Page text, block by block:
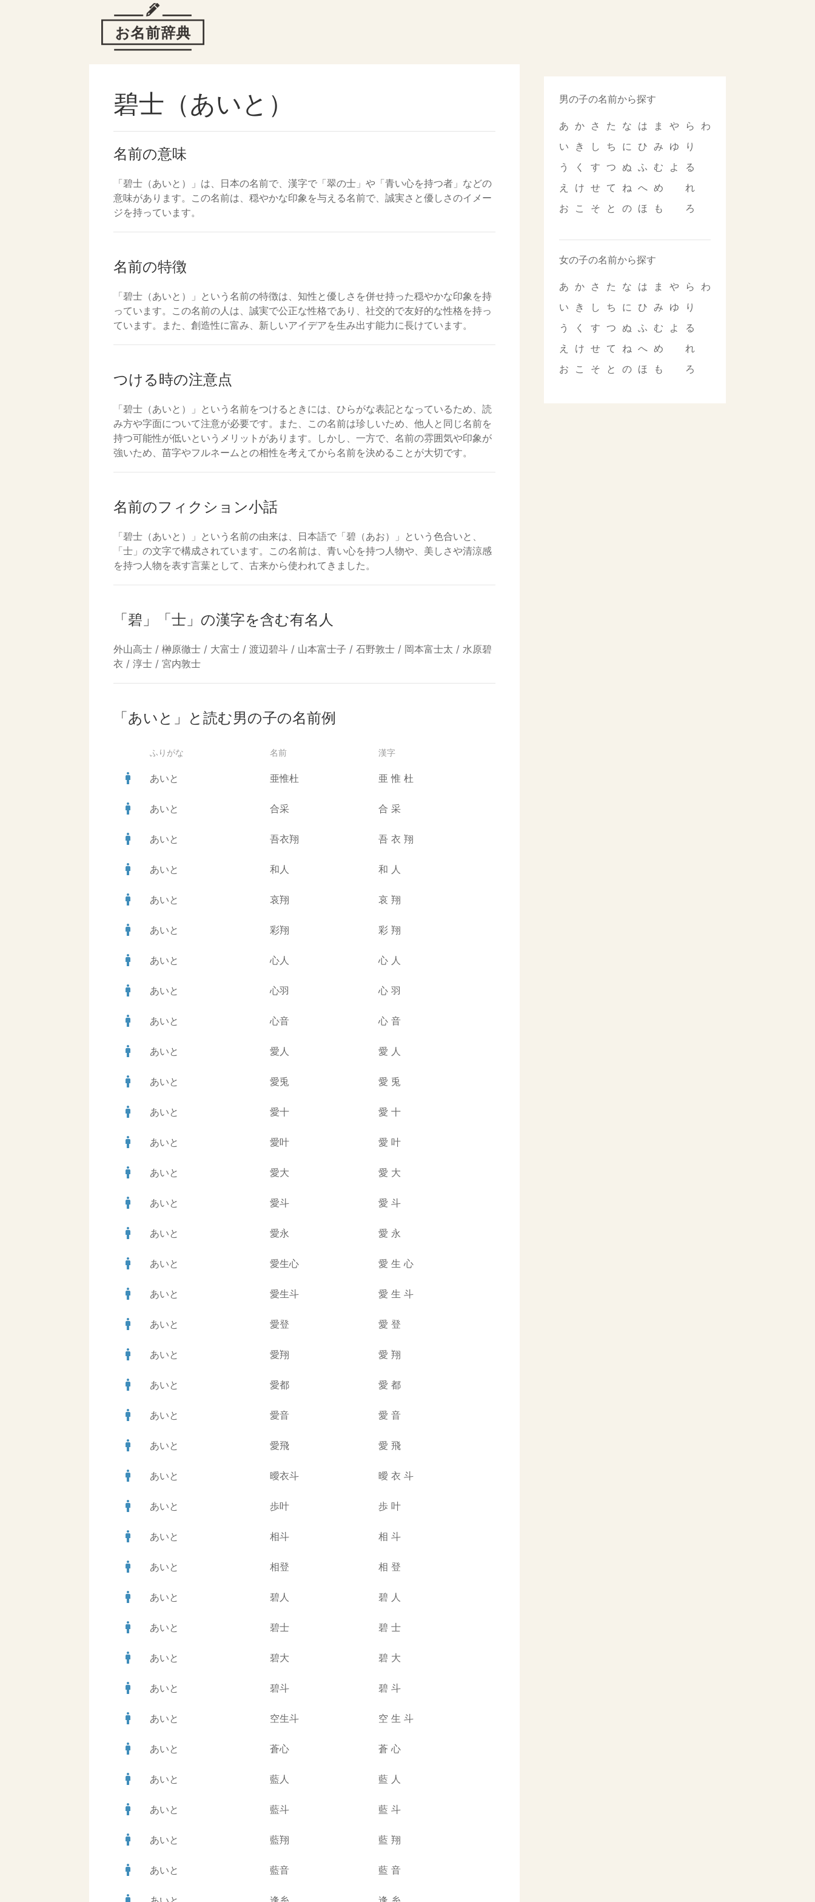
碧士（あいと）
名前の意味
「碧士（あいと）」は、日本の名前で、漢字で「翠の士」や「青い心を持つ者」などの
意味があります。この名前は、穏やかな印象を与える名前で、誠実さと優しさのイメー
ジを持っています。
名前の特徴
「碧士（あいと）」という名前の特徴は、知性と優しさを併せ持った穏やかな印象を持
っています。この名前の人は、誠実で公正な性格であり、社交的で友好的な性格を持っ
ています。また、創造性に富み、新しいアイデアを生み出す能力に長けています。
つける時の注意点
「碧士（あいと）」という名前をつけるときには、ひらがな表記となっているため、読
み方や字面について注意が必要です。また、この名前は珍しいため、他人と同じ名前を
持つ可能性が低いというメリットがあります。しかし、一方で、名前の雰囲気や印象が
強いため、苗字やフルネームとの相性を考えてから名前を決めることが大切です。
名前のフィクション小話
「碧士（あいと）」という名前の由来は、日本語で「碧（あお）」という色合いと、
「士」の文字で構成されています。この名前は、青い心を持つ人物や、美しさや清涼感
を持つ人物を表す言葉として、古来から使われてきました。
「碧」「士」の漢字を含む有名人
外山高士 / 榊原徹士 / 大富士 / 渡辺碧斗 / 山本富士子 / 石野敦士 / 岡本富士太 / 水原碧
衣 / 淳士 / 宮内敦士
「あいと」と読む男の子の名前例
ふりがな 名前 漢字
man あいと 亜惟杜 亜 惟 杜
man あいと 合采 合 采
man あいと 吾衣翔 吾 衣 翔
man あいと 和人 和 人
man あいと 哀翔 哀 翔
man あいと 彩翔 彩 翔
man あいと 心人 心 人
man あいと 心羽 心 羽
man あいと 心音 心 音
man あいと 愛人 愛 人
man あいと 愛兎 愛 兎
man あいと 愛十 愛 十
man あいと 愛叶 愛 叶
man あいと 愛大 愛 大
man あいと 愛斗 愛 斗
man あいと 愛永 愛 永
man あいと 愛生心 愛 生 心
man あいと 愛生斗 愛 生 斗
man あいと 愛登 愛 登
man あいと 愛翔 愛 翔
man あいと 愛都 愛 都
man あいと 愛音 愛 音
man あいと 愛飛 愛 飛
man あいと 曖衣斗 曖 衣 斗
man あいと 歩叶 歩 叶
man あいと 相斗 相 斗
man あいと 相登 相 登
man あいと 碧人 碧 人
man あいと 碧士 碧 士
man あいと 碧大 碧 大
man あいと 碧斗 碧 斗
man あいと 空生斗 空 生 斗
man あいと 蒼心 蒼 心
man あいと 藍人 藍 人
man あいと 藍斗 藍 斗
man あいと 藍翔 藍 翔
man あいと 藍音 藍 音
男の子の名前から探す
あ
い
う
え
お
か
き
く
け
こ
さ
し
す
せ
そ
た
ち
つ
て
と
な
に
ぬ
ね
の
は
ひ
ふ
へ
ほ
ま
み
む
め
も
や
ゆ
よ
ら
り
る
れ
ろ
わ
女の子の名前から探す
あ
い
う
え
お
か
き
く
け
こ
さ
し
す
せ
そ
た
ち
つ
て
と
な
に
ぬ
ね
の
は
ひ
ふ
へ
ほ
ま
み
む
め
も
や
ゆ
よ
ら
り
る
れ
ろ
わ